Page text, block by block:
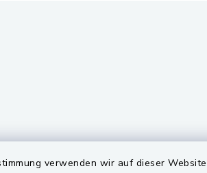
verwenden wir auf dieser